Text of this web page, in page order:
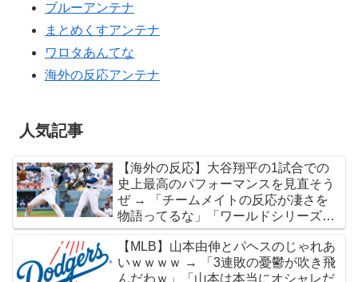
ブルーアンテナ
まとめくすアンテナ
ワロタあんてな
海外の反応アンテナ
人気記事
【海外の反応】大谷翔平の1試合での
史上最高のパフォーマンスを見直そう
ぜ → 「チームメイトの反応が凄さを
物語ってるな」「ワールドシリーズで
延長18回までいった試合も凄かった」
【MLB】山本由伸とパヘスのじゃれあ
いｗｗｗｗ → 「3連敗の憂鬱が吹き飛
んだわｗ」「山本は本当にオシャレだ